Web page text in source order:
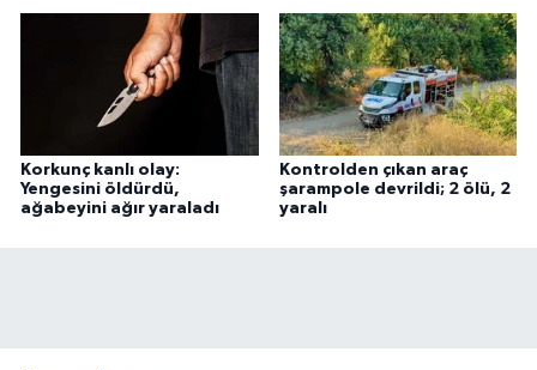
Korkunç kanlı olay:
Yengesini öldürdü,
ağabeyini ağır yaraladı
Kontrolden çıkan araç
şarampole devrildi; 2 ölü, 2
yaralı